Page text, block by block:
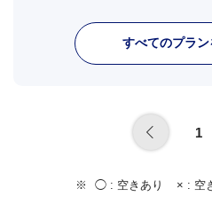
すべてのプラ
1
◯ : 空きあり × : 空